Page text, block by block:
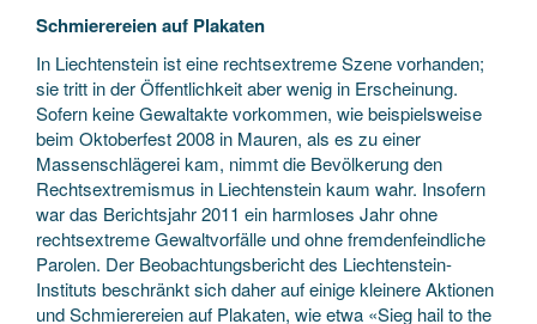
Schmierereien auf Plakaten
In Liechtenstein ist eine rechtsextreme Szene vorhanden;
sie tritt in der Öffentlichkeit aber wenig in Erscheinung.
Sofern keine Gewaltakte vorkommen, wie beispielsweise
beim Oktoberfest 2008 in Mauren, als es zu einer
Massenschlägerei kam, nimmt die Bevölkerung den
Rechtsextremismus in Liechtenstein kaum wahr. Insofern
war das Berichtsjahr 2011 ein harmloses Jahr ohne
rechtsextreme Gewaltvorfälle und ohne fremdenfeindliche
Parolen. Der Beobachtungsbericht des Liechtenstein-
Instituts beschränkt sich daher auf einige kleinere Aktionen
und Schmierereien auf Plakaten, wie etwa «Sieg hail to the